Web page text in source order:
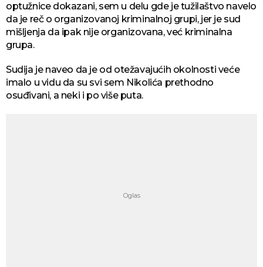
optužnice dokazani, sem u delu gde je tužilaštvo navelo
da je reč o organizovanoj kriminalnoj grupi, jer je sud
mišljenja da ipak nije organizovana, već kriminalna
grupa.
Sudija je naveo da je od otežavajućih okolnosti veće
imalo u vidu da su svi sem Nikolića prethodno
osuđivani, a neki i po više puta.